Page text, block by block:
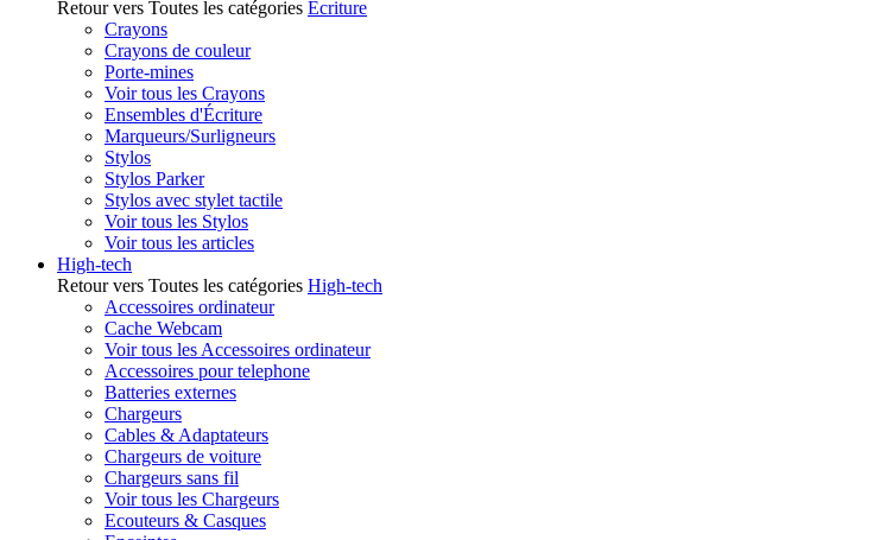
Retour vers Toutes les catégories Ecriture
Crayons
Crayons de couleur
Porte-mines
Voir tous les Crayons
Ensembles d'Écriture
Marqueurs/Surligneurs
Stylos
Stylos Parker
Stylos avec stylet tactile
Voir tous les Stylos
Voir tous les articles
High-tech
Retour vers Toutes les catégories High-tech
Accessoires ordinateur
Cache Webcam
Voir tous les Accessoires ordinateur
Accessoires pour telephone
Batteries externes
Chargeurs
Cables & Adaptateurs
Chargeurs de voiture
Chargeurs sans fil
Voir tous les Chargeurs
Ecouteurs & Casques